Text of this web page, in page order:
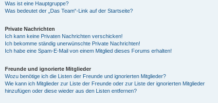
Was ist eine Hauptgruppe?
Was bedeutet der „Das Team“-Link auf der Startseite?
Private Nachrichten
Ich kann keine Privaten Nachrichten verschicken!
Ich bekomme ständig unerwünschte Private Nachrichten!
Ich habe eine Spam-E-Mail von einem Mitglied dieses Forums erhalten!
Freunde und ignorierte Mitglieder
Wozu benötige ich die Listen der Freunde und ignorierten Mitglieder?
Wie kann ich Mitglieder zur Liste der Freunde oder zur Liste der ignorierten Mitglieder
hinzufügen oder diese wieder aus den Listen entfernen?